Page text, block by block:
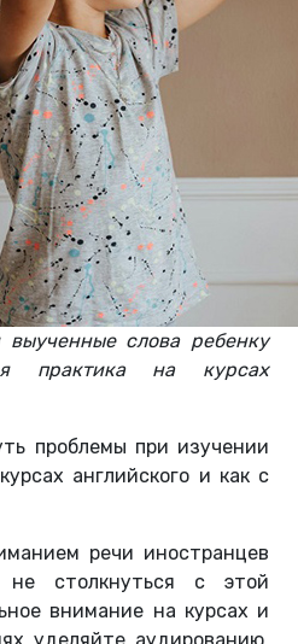
слова ребенку
практика на курсах
проблемы при изучении
английского и как с
речи иностранцев
столкнуться с этой
внимание на курсах и